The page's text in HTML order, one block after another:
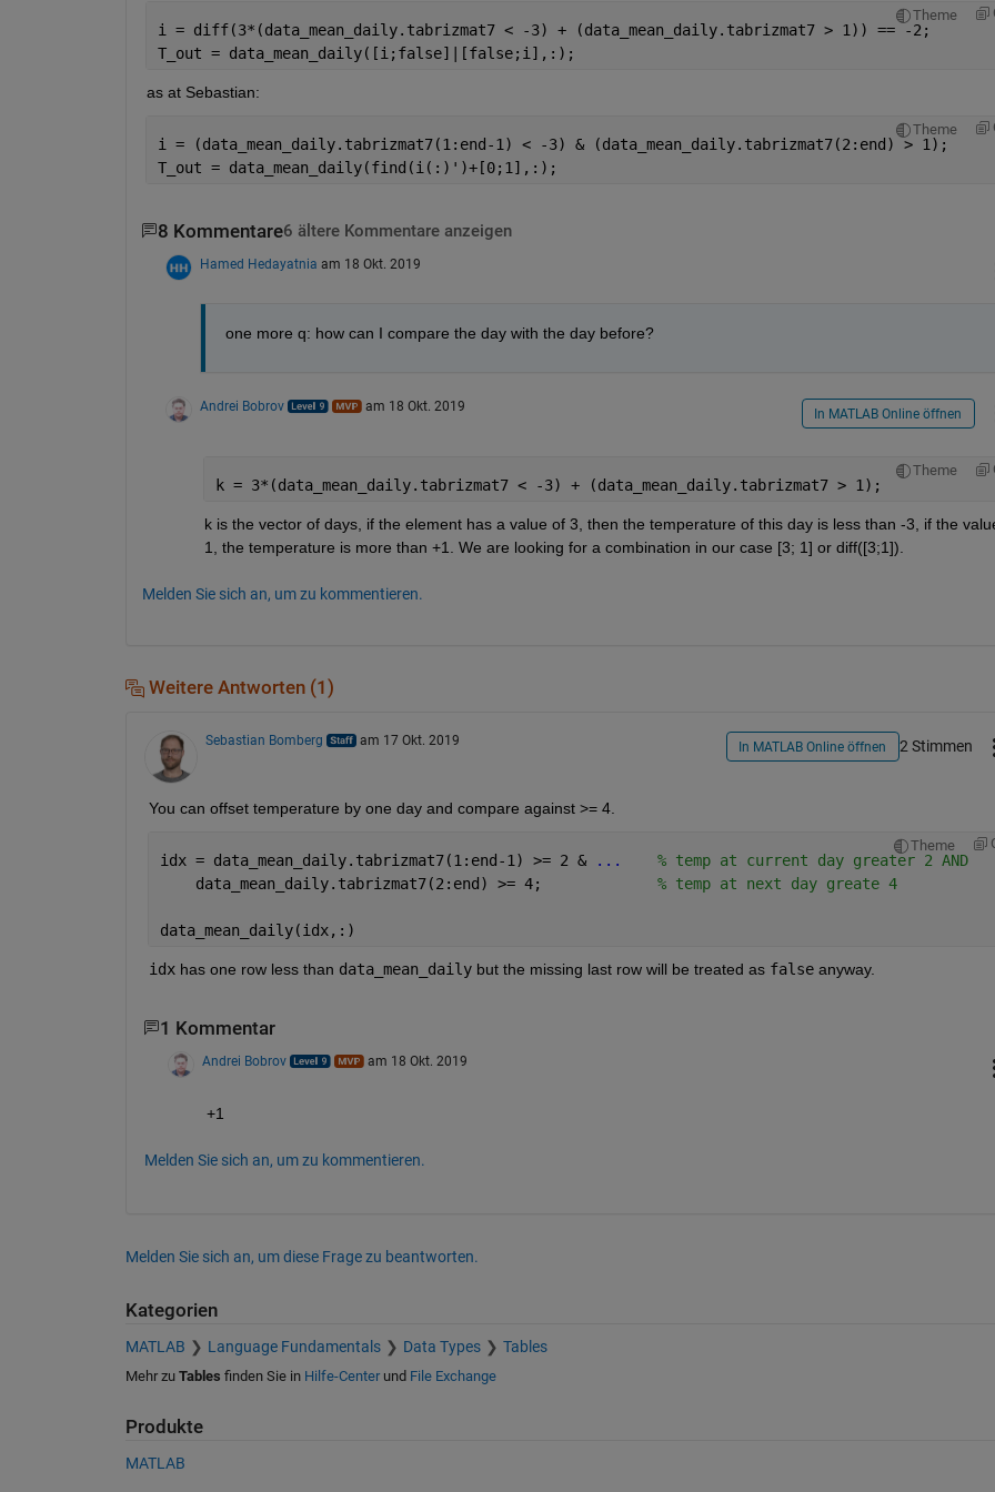
Theme
i = diff(3*(data_mean_daily.tabrizmat7 < -3) + (data_mean_daily.tabrizmat7 > 1)) == -2;
T_out = data_mean_daily([i;false]|[false;i],:);
as at Sebastian:
Theme
i = (data_mean_daily.tabrizmat7(1:end-1) < -3) & (data_mean_daily.tabrizmat7(2:end) > 1);
T_out = data_mean_daily(find(i(:)')+[0;1],:);
8 Kommentare6 ältere Kommentare anzeigen
Hamed Hedayatnia am 18 Okt. 2019
one more q: how can I compare the day with the day before?
Andrei Bobrov am 18 Okt. 2019 In MATLAB Online öffnen
Theme
k = 3*(data_mean_daily.tabrizmat7 < -3) + (data_mean_daily.tabrizmat7 > 1);
k is the vector of days, if the element has a value of 3, then the temperature of this day is less than -3, if the
1, the temperature is more than +1. We are looking for a combination in our case [3; 1] or diff([3;1]).
Melden Sie sich an, um zu kommentieren.
Weitere Antworten (1)
Sebastian Bomberg am 17 Okt. 2019 In MATLAB Online öffnen 2 Stimmen
You can offset temperature by one day and compare against >= 4.
Theme
idx = data_mean_daily.tabrizmat7(1:end-1) >= 2 & ...
    % temp at current day greater 2 AND
    data_mean_daily.tabrizmat7(2:end) >= 4;
% temp at next day greate 4
data_mean_daily(idx,:)
idx has one row less than data_mean_daily but the missing last row will be treated as false anyway.
1 Kommentar
Andrei Bobrov am 18 Okt. 2019
+1
Melden Sie sich an, um zu kommentieren.
Melden Sie sich an, um diese Frage zu beantworten.
Kategorien
MATLAB Language Fundamentals Data Types Tables
Mehr zu Tables finden Sie in Hilfe-Centerund File Exchange
Produkte
MATLAB